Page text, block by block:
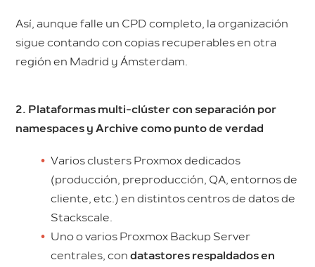
Así, aunque falle un CPD completo, la organización
sigue contando con copias recuperables en otra
región en Madrid y Ámsterdam.
2. Plataformas multi-clúster con separación por
namespaces y Archive como punto de verdad
Varios clusters Proxmox dedicados
(producción, preproducción, QA, entornos de
cliente, etc.) en distintos centros de datos de
Stackscale.
Uno o varios Proxmox Backup Server
centrales, condatastores respaldados en